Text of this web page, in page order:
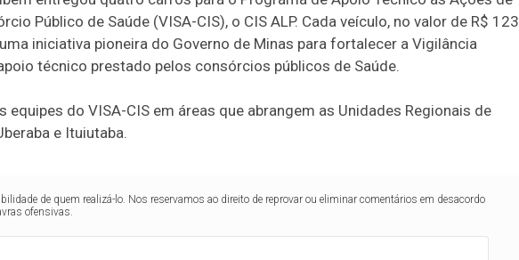
Público de Saúde (VISA-CIS), o CIS ALP. Cada veículo, no valor de R$ 123
iniciativa pioneira do Governo de Minas para fortalecer a Vigilância
técnico prestado pelos consórcios públicos de Saúde.
do VISA-CIS em áreas que abrangem as Unidades Regionais de
e Ituiutaba.
de quem realizá-lo. Nos reservamos ao direito de reprovar ou eliminar comentários em desacordo
ofensivas.